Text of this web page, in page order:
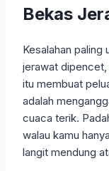
Bekas
Kesalahan
jerawat dipencet,
itu membuat
adalah
cuaca terik.
walau kamu
langit mendung